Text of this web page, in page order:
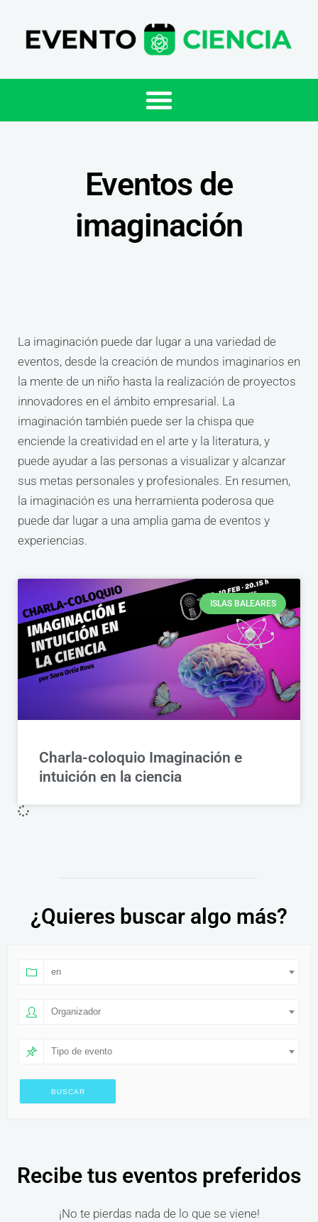
Eventos de
imaginación
La imaginación puede dar lugar a una variedad de
eventos, desde la creación de mundos imaginarios en
la mente de un niño hasta la realización de proyectos
innovadores en el ámbito empresarial. La
imaginación también puede ser la chispa que
enciende la creatividad en el arte y la literatura, y
puede ayudar a las personas a visualizar y alcanzar
sus metas personales y profesionales. En resumen,
la imaginación es una herramienta poderosa que
puede dar lugar a una amplia gama de eventos y
experiencias.
ISLAS BALEARES
Charla-coloquio Imaginación e
intuición en la ciencia
¿Quieres buscar algo más?
en
Organizador
Tipo de evento
Recibe tus eventos preferidos
¡No te pierdas nada de lo que se viene!